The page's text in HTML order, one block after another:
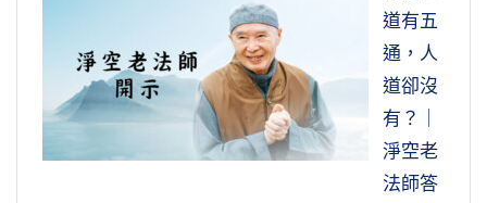
道有五
通，人
道卻沒
有？｜
淨空老
法師答